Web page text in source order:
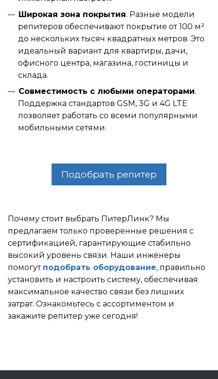
Широкая зона покрытия. Разные модели
репитеров обеспечивают покрытие от 100 м²
до нескольких тысяч квадратных метров. Это
идеальный вариант для квартиры, дачи,
офисного центра, магазина, гостиницы и
склада.
Совместимость с любыми операторами.
Поддержка стандартов GSM, 3G и 4G LTE
позволяет работать со всеми популярными
мобильными сетями.
Подобрать репитер
Почему стоит выбрать ПитерЛинк? Мы
предлагаем только проверенные решения с
сертификацией, гарантирующие стабильно
высокий уровень связи. Наши инженеры
помогут подобрать оборудование, правильно
установить и настроить систему, обеспечивая
максимальное качество связи без лишних
затрат. Ознакомьтесь с ассортиментом и
закажите репитер уже сегодня!
×
клиенты!
интернета, сообщаем, что
и ООО "ВАНБИТ"
производителем оборудования
блокировкой сервисов.
об ограничении доступа
Роскомнадзор. Работа
нестабильна и может меняться
дня неограниченное число раз
от нас причинам. По
работы оборудования заявки
в обычном режиме.